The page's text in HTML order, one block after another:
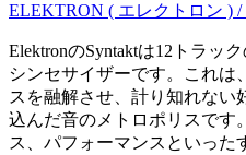
ELEKTRON ( エレクトロン ) /
ElektronのSyntaktは12トラッ
シンセサイザーです。これは
スを融解させ、計り知れない
込んだ音のメトロポリスです
ス、パフォーマンスといった